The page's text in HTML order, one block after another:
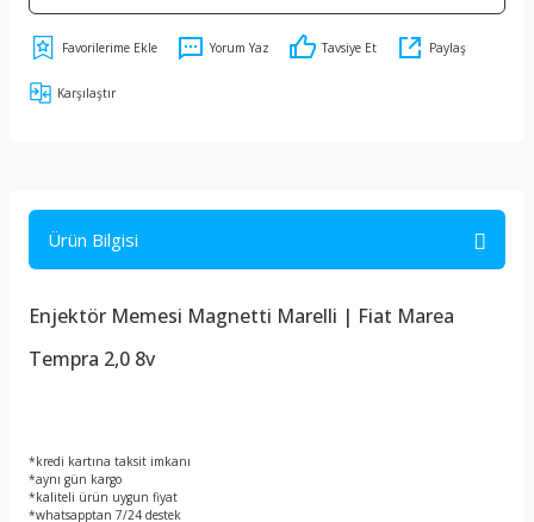
Yorum Yaz Tavsiye Et Paylaş
Karşılaştır
Ürün Bilgisi
Enjektör Memesi Magnetti Marelli | Fiat Marea
Tempra 2,0 8v
*kredi kartına taksit imkanı
*aynı gün kargo
*kaliteli ürün uygun fiyat
*whatsapptan 7/24 destek